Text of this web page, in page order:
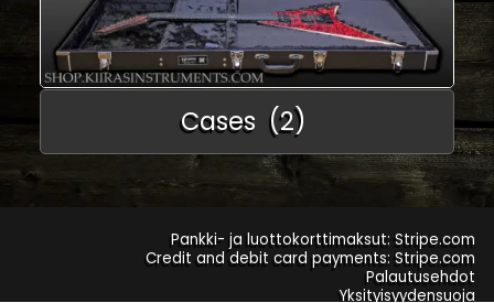
Cases (2)
Pankki- ja luottokorttimaksut: Stripe.com
Credit and debit card payments: Stripe.com
Palautusehdot
Yksityisyydensuoja